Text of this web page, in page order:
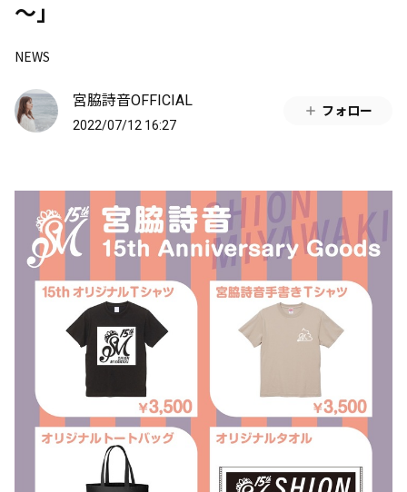
～」
NEWS
宮脇詩音OFFICIAL
2022/07/12 16:27
フォロー